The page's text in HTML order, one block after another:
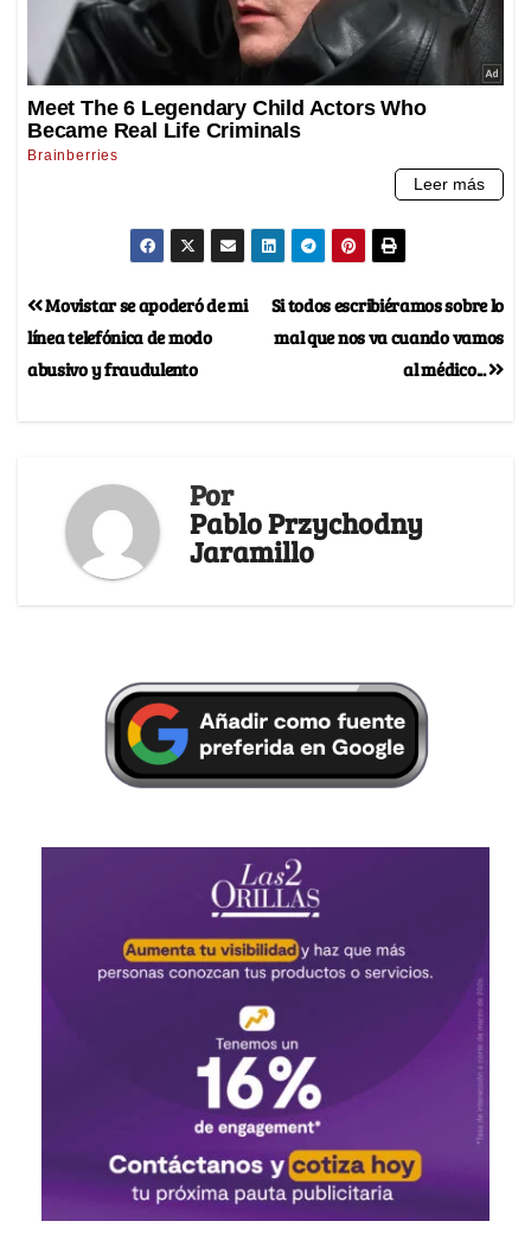
Si todos escribiéramos sobre lo
mal que nos va cuando vamos
al médico...
Movistar se apoderó de mi
línea telefónica de modo
abusivo y fraudulento
Por
Pablo Przychodny
Jaramillo